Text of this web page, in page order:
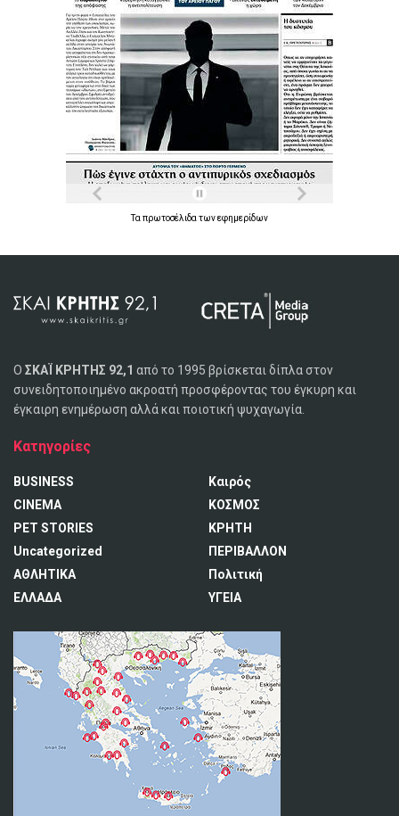
Τα πρωτοσέλιδα τωνεφημερίδων
Ο ΣΚΑΪ ΚΡΗΤΗΣ 92,1 από το 1995 βρίσκεται δίπλα στον
συνειδητοποιημένο ακροατή προσφέροντας του έγκυρη και
έγκαιρη ενημέρωση αλλά και ποιοτική ψυχαγωγία.
Κατηγορίες
BUSINESS
CINEMA
PET STORIES
Uncategorized
ΑΘΛΗΤΙΚΑ
ΕΛΛΑΔΑ
Καιρός
ΚΟΣΜΟΣ
ΚΡΗΤΗ
ΠΕΡΙΒΑΛΛΟΝ
Πολιτική
ΥΓΕΙΑ